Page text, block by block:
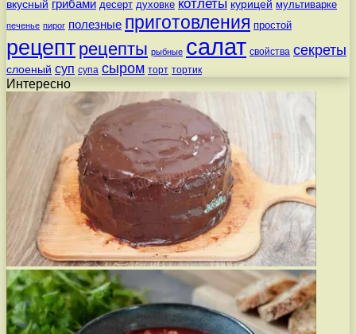
вкусный грибами десерт духовке котлеты курицей мультиварке
печенье пирог полезные приготовления простой
рецепт рецепты рыбные салат свойства секреты
слоеный суп супа сыром торт тортик
Интересно